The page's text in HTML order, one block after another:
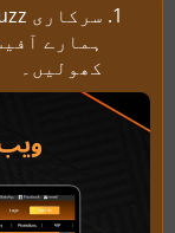
ہمارے
کھولیں۔